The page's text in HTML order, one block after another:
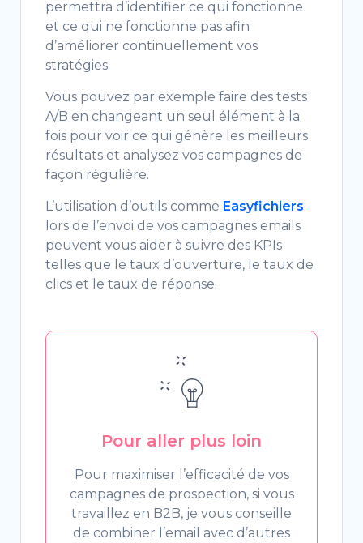
permettra d’identifier ce qui fonctionne
et ce qui ne fonctionne pas afin
d’améliorer continuellement vos
stratégies.
Vous pouvez par exemple faire des tests
A/B en changeant un seul élément à la
fois pour voir ce qui génère les meilleurs
résultats et analysez vos campagnes de
façon régulière.
L’utilisation d’outils comme Easyfichiers
lors de l’envoi de vos campagnes emails
peuvent vous aider à suivre des KPIs
telles que le taux d’ouverture, le taux de
clics et le taux de réponse.
Pour aller plus loin
Pour maximiser l’efficacité de vos
campagnes de prospection, si vous
travaillez en B2B, je vous conseille
de combiner l’email avec d’autres